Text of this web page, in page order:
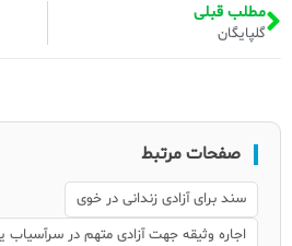
مطلب قبلی
گلپایگان
صفحات مرتبط
سند برای آزادی زندانی در خوی
اجاره وثیقه جهت آزادی متهم در سرآسیاب